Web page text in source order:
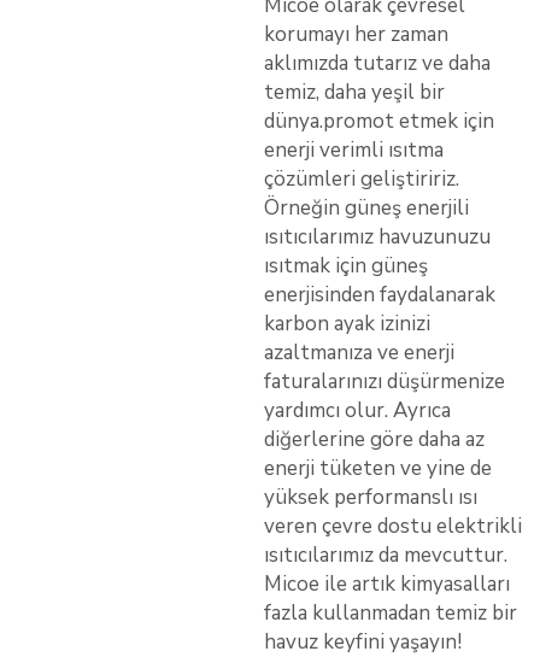
korumayı her zaman
aklımızda tutarız ve daha
temiz, daha yeşil bir
dünya.promot etmek için
enerji verimli ısıtma
çözümleri geliştiririz.
Örneğin güneş enerjili
ısıtıcılarımız havuzunuzu
ısıtmak için güneş
enerjisinden faydalanarak
karbon ayak izinizi
azaltmanıza ve enerji
faturalarınızı düşürmenize
yardımcı olur. Ayrıca
diğerlerine göre daha az
enerji tüketen ve yine de
yüksek performanslı ısı
veren çevre dostu elektrikli
ısıtıcılarımız da mevcuttur.
Micoe ile artık kimyasalları
fazla kullanmadan temiz bir
havuz keyfini yaşayın!